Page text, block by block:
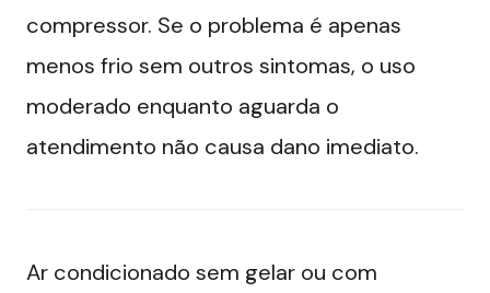
compressor. Se o problema é apenas
menos frio sem outros sintomas, o uso
moderado enquanto aguarda o
atendimento não causa dano imediato.
Ar condicionado sem gelar ou com